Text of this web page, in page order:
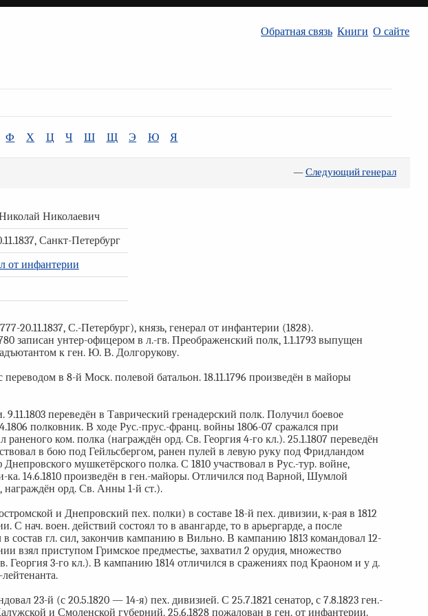
Обратная связь Книги О сайте
Ф Х Ц Ч Ш Щ Э Ю Я
—Следующий генерал
Николаевич
Санкт-Петербург
от инфантерии
20.11.1837, С.-Петербург), князь, генерал от инфантерии (1828).
записан унтер-офицером в л.-гв. Преображенский полк, 1.1.1793 выпущен
к ген. Ю. В. Долгорукову.
в 8-й Моск. полевой батальон. 18.11.1796 произведён в майоры
9.11.1803 переведён в Таврический гренадерский полк. Получил боевое
полковник. В ходе Рус.-прус.-франц. войны 1806-07 сражался при
ком. полка (награждён орд. Св. Георгия 4-го кл.). 25.1.1807 переведён
в бою под Гейльсбергом, ранен пулей в левую руку под Фридландом
мушкетёрского полка. С 1810 участвовал в Рус.-тур. войне,
14.6.1810 произведён в ген.-майоры. Отличился под Варной, Шумлой
орд. Св. Анны 1-й ст.).
и Днепровский пех. полки) в составе 18-й пех. дивизии, к-рая в 1812
С нач. воен. действий состоял то в авангарде, то в арьергарде, а после
состав гл. сил, закончив кампанию в Вильно. В кампанию 1813 командовал 12-
взял приступом Гримское предместье, захватил 2 орудия, множество
Георгия 3-го кл.). В кампанию 1814 отличился в сражениях под Краоном и у д.
23-й (с 20.5.1820 — 14-я) пех. дивизией. С 25.7.1821 сенатор, с 7.8.1823 ген.-
и Смоленской губерний. 25.6.1828 пожалован в ген. от инфантерии.